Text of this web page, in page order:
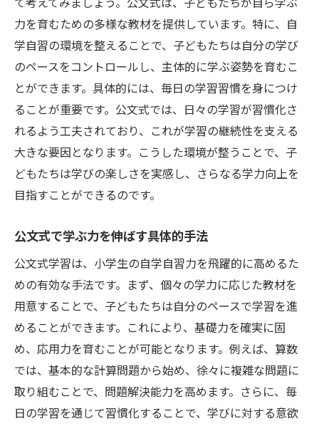
力を育むための多様な教材を提供しています。特に、自
学自習の環境を整えることで、子どもたちは自分の学び
のペースをコントロールし、主体的に学ぶ姿勢を育むこ
とができます。具体的には、毎日の学習習慣を身につけ
ることが重要です。公文式では、日々の学習が習慣化さ
れるよう工夫されており、これが学習の継続性を支える
大きな要因となります。こうした環境が整うことで、子
どもたちは学びの楽しさを実感し、さらなる学力向上を
目指すことができるのです。
公文式で学ぶ力を伸ばす具体的手法
公文式学習は、小学生の自学自習力を飛躍的に高めるた
めの有効な手法です。まず、個々の学力に応じた教材を
用意することで、子どもたちは自分のペースで学習を進
めることができます。これにより、基礎力を確実に固
め、応用力を育むことが可能となります。例えば、算数
では、基本的な計算問題から始め、徐々に複雑な問題に
取り組むことで、問題解決能力を高めます。さらに、毎
日の学習を通じて習慣化することで、学びに対する意欲